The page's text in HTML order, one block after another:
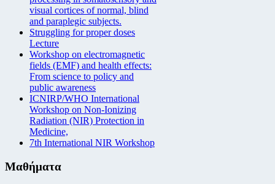
visual cortices of normal, blind
and paraplegic subjects.
Struggling for proper doses
Lecture
Workshop on electromagnetic
fields (EMF) and health effects:
From science to policy and
public awareness
ICNIRP/WHO International
Workshop on Non-Ionizing
Radiation (NIR) Protection in
Medicine,
7th International NIR Workshop
Μαθήματα